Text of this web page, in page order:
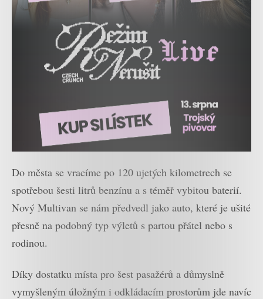
Do města se vracíme po 120 ujetých kilometrech se
spotřebou šesti litrů benzínu a s téměř vybitou baterií.
Nový Multivan se nám předvedl jako auto, které je ušité
přesně na podobný typ výletů s partou přátel nebo s
rodinou.
Díky dostatku místa pro šest pasažérů a důmyslně
vymyšleným úložným i odkládacím prostorům jde navíc